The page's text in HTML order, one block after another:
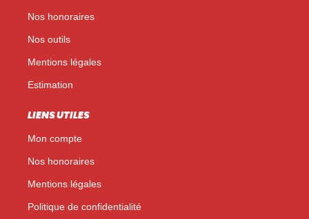
Nos honoraires
Nos outils
Mentions légales
Estimation
LIENS UTILES
Mon compte
Nos honoraires
Mentions légales
Politique de confidentialité